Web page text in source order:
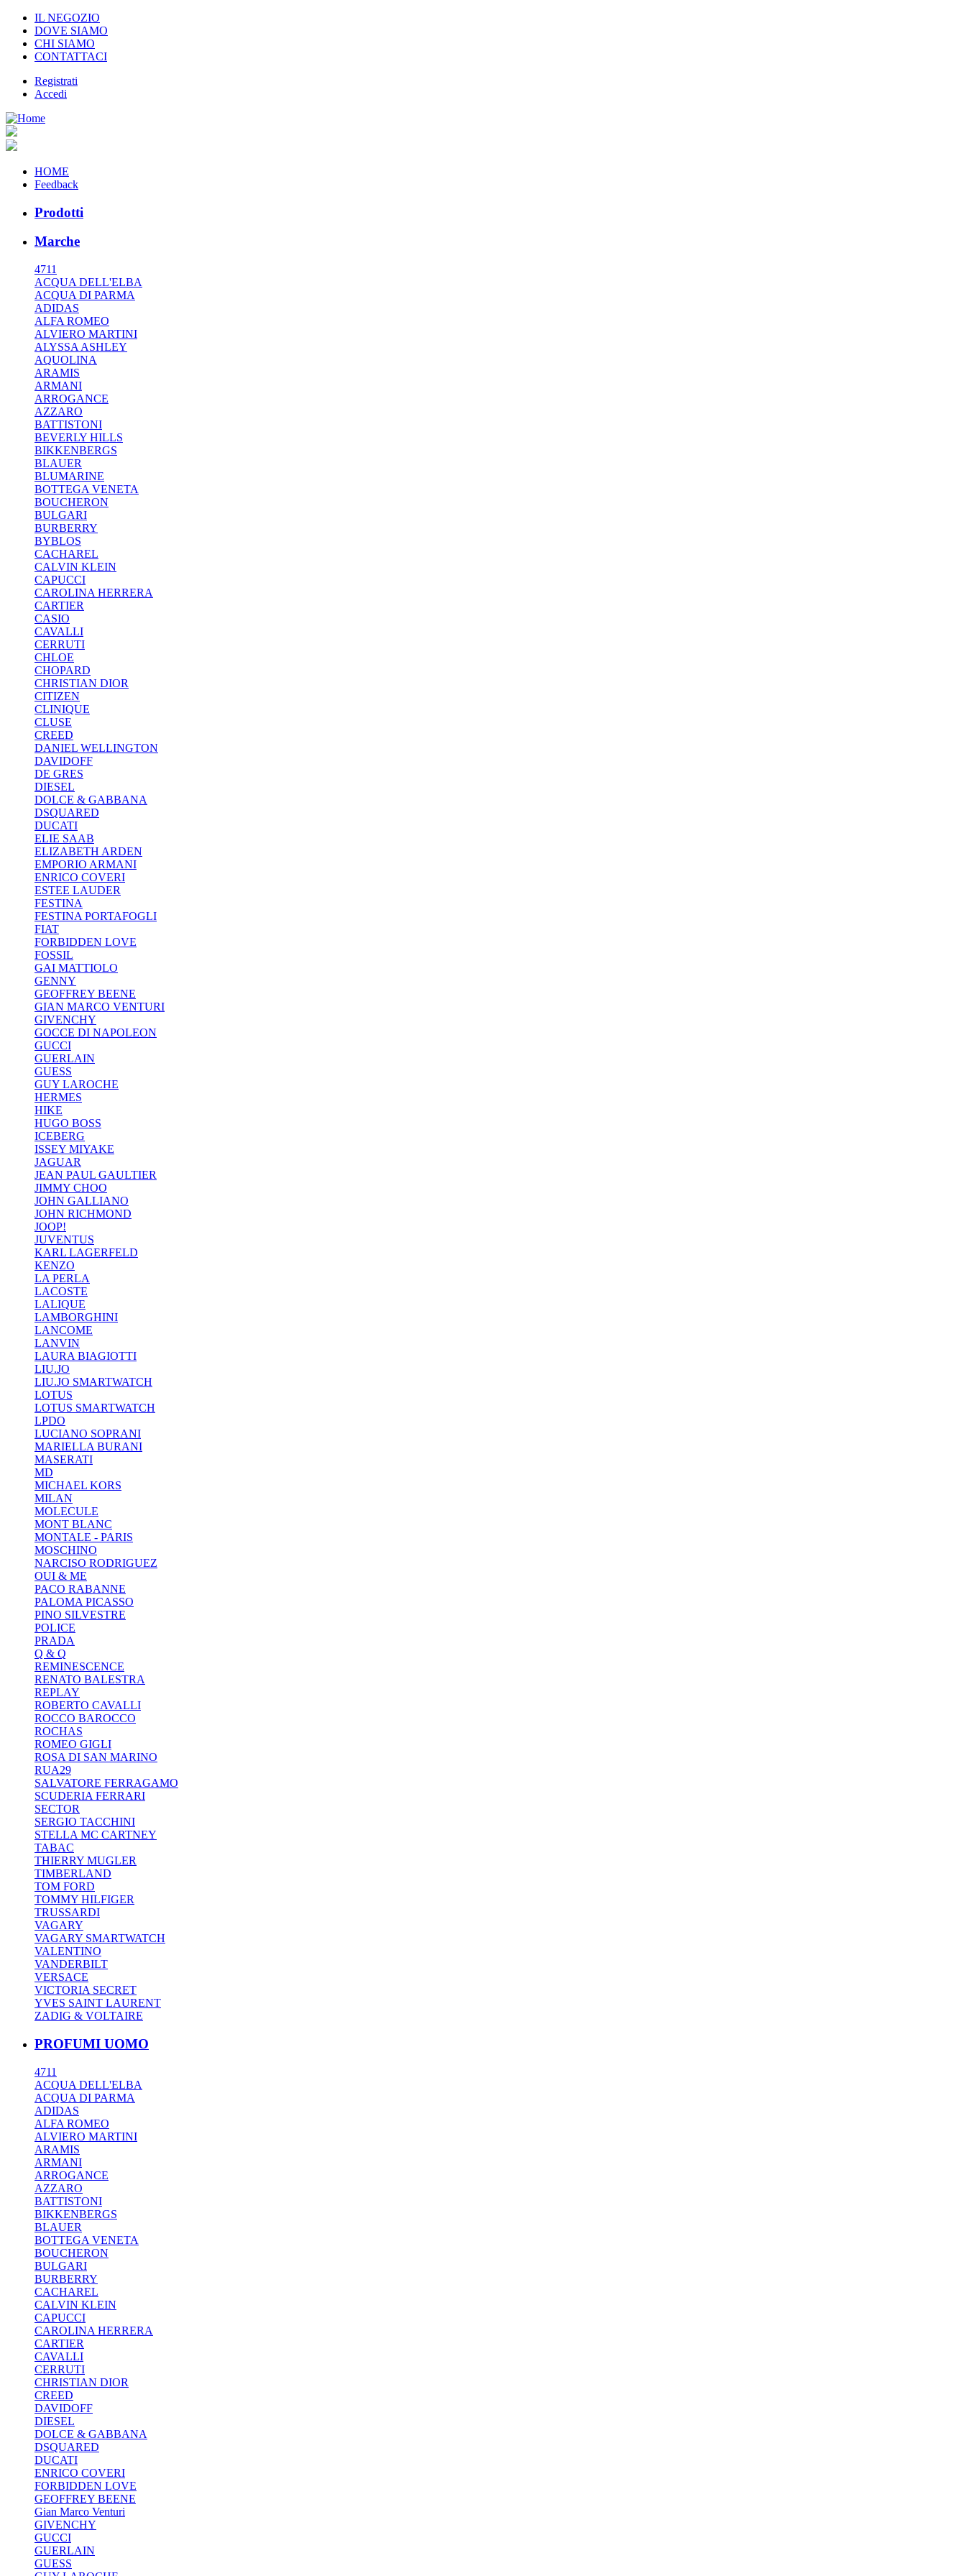
IL NEGOZIO
DOVE SIAMO
CHI SIAMO
CONTATTACI
Registrati
Accedi
HOME
Feedback
Prodotti
Marche
4711
ACQUA DELL'ELBA
ACQUA DI PARMA
ADIDAS
ALFA ROMEO
ALVIERO MARTINI
ALYSSA ASHLEY
AQUOLINA
ARAMIS
ARMANI
ARROGANCE
AZZARO
BATTISTONI
BEVERLY HILLS
BIKKENBERGS
BLAUER
BLUMARINE
BOTTEGA VENETA
BOUCHERON
BULGARI
BURBERRY
BYBLOS
CACHAREL
CALVIN KLEIN
CAPUCCI
CAROLINA HERRERA
CARTIER
CASIO
CAVALLI
CERRUTI
CHLOE
CHOPARD
CHRISTIAN DIOR
CITIZEN
CLINIQUE
CLUSE
CREED
DANIEL WELLINGTON
DAVIDOFF
DE GRES
DIESEL
DOLCE & GABBANA
DSQUARED
DUCATI
ELIE SAAB
ELIZABETH ARDEN
EMPORIO ARMANI
ENRICO COVERI
ESTEE LAUDER
FESTINA
FESTINA PORTAFOGLI
FIAT
FORBIDDEN LOVE
FOSSIL
GAI MATTIOLO
GENNY
GEOFFREY BEENE
GIAN MARCO VENTURI
GIVENCHY
GOCCE DI NAPOLEON
GUCCI
GUERLAIN
GUESS
GUY LAROCHE
HERMES
HIKE
HUGO BOSS
ICEBERG
ISSEY MIYAKE
JAGUAR
JEAN PAUL GAULTIER
JIMMY CHOO
JOHN GALLIANO
JOHN RICHMOND
JOOP!
JUVENTUS
KARL LAGERFELD
KENZO
LA PERLA
LACOSTE
LALIQUE
LAMBORGHINI
LANCOME
LANVIN
LAURA BIAGIOTTI
LIU.JO
LIU.JO SMARTWATCH
LOTUS
LOTUS SMARTWATCH
LPDO
LUCIANO SOPRANI
MARIELLA BURANI
MASERATI
MD
MICHAEL KORS
MILAN
MOLECULE
MONT BLANC
MONTALE - PARIS
MOSCHINO
NARCISO RODRIGUEZ
OUI & ME
PACO RABANNE
PALOMA PICASSO
PINO SILVESTRE
POLICE
PRADA
Q & Q
REMINESCENCE
RENATO BALESTRA
REPLAY
ROBERTO CAVALLI
ROCCO BAROCCO
ROCHAS
ROMEO GIGLI
ROSA DI SAN MARINO
RUA29
SALVATORE FERRAGAMO
SCUDERIA FERRARI
SECTOR
SERGIO TACCHINI
STELLA MC CARTNEY
TABAC
THIERRY MUGLER
TIMBERLAND
TOM FORD
TOMMY HILFIGER
TRUSSARDI
VAGARY
VAGARY SMARTWATCH
VALENTINO
VANDERBILT
VERSACE
VICTORIA SECRET
YVES SAINT LAURENT
ZADIG & VOLTAIRE
PROFUMI UOMO
4711
ACQUA DELL'ELBA
ACQUA DI PARMA
ADIDAS
ALFA ROMEO
ALVIERO MARTINI
ARAMIS
ARMANI
ARROGANCE
AZZARO
BATTISTONI
BIKKENBERGS
BLAUER
BOTTEGA VENETA
BOUCHERON
BULGARI
BURBERRY
CACHAREL
CALVIN KLEIN
CAPUCCI
CAROLINA HERRERA
CARTIER
CAVALLI
CERRUTI
CHRISTIAN DIOR
CREED
DAVIDOFF
DIESEL
DOLCE & GABBANA
DSQUARED
DUCATI
ENRICO COVERI
FORBIDDEN LOVE
GEOFFREY BEENE
Gian Marco Venturi
GIVENCHY
GUCCI
GUERLAIN
GUESS